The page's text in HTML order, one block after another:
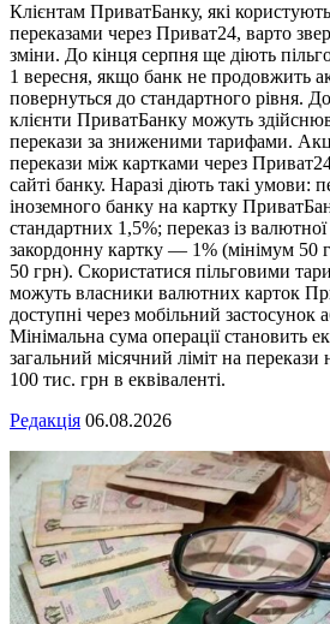
Клієнтам ПриватБанку, які
переказами через Приват24, варто
зміни. До кінця серпня ще діють
1 вересня, якщо банк не продовжить
повернуться до стандартного рівня.
клієнти ПриватБанку можуть
перекази за зниженими тарифами.
перекази між картками через
сайті банку. Наразі діють такі умови:
іноземного банку на картку
стандартних 1,5%; переказ із
закордонну картку — 1% (мінімум 50
50 грн). Скористатися пільговими
можуть власники валютних карток
доступні через мобільний застосунок
Мінімальна сума операції становить
загальний місячний ліміт на
100 тис. грн в еквіваленті.
Редакція 06.08.2026